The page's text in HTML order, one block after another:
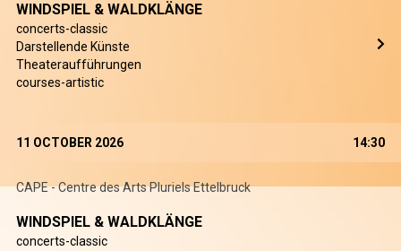
WINDSPIEL & WALDKLÄNGE
concerts-classic
Darstellende Künste
Theateraufführungen
courses-artistic
11 OCTOBER 2026 14:30
CAPE - Centre des Arts Pluriels Ettelbruck
WINDSPIEL & WALDKLÄNGE
concerts-classic